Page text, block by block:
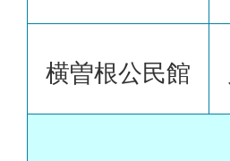
横曽根公民館